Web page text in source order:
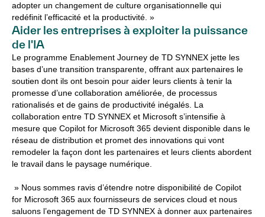
adopter un changement de culture organisationnelle qui
redéfinit l’efficacité et la productivité. »
Aider les entreprises à exploiter la puissance
de l'IA
Le programme Enablement Journey de TD SYNNEX jette les
bases d’une transition transparente, offrant aux partenaires le
soutien dont ils ont besoin pour aider leurs clients à tenir la
promesse d’une collaboration améliorée, de processus
rationalisés et de gains de productivité inégalés. La
collaboration entre TD SYNNEX et Microsoft s’intensifie à
mesure que Copilot for Microsoft 365 devient disponible dans le
réseau de distribution et promet des innovations qui vont
remodeler la façon dont les partenaires et leurs clients abordent
le travail dans le paysage numérique.
» Nous sommes ravis d’étendre notre disponibilité de Copilot
for Microsoft 365 aux fournisseurs de services cloud et nous
saluons l’engagement de TD SYNNEX à donner aux partenaires